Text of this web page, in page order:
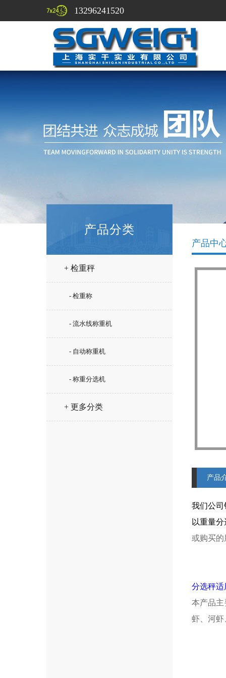
13296241520
产品分类
+ 检重秤
- 检重称
- 流水线称重机
- 自动称重机
- 称重分选机
+ 更多分类
产品中
产品
我们公司
以重量
或购买的
分选秤适
本产品
虾、河虾